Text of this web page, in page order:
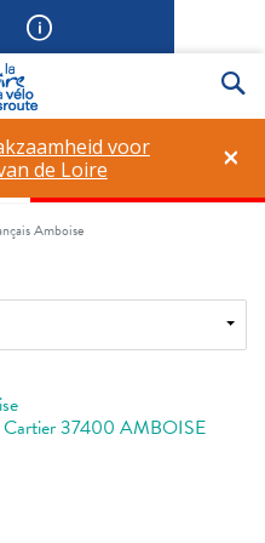
×
voor
de Loire
Amboise
Cartier 37400 AMBOISE